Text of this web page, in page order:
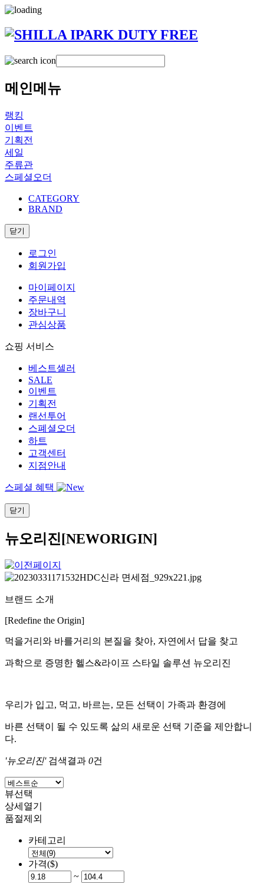
메인메뉴
랭킹
이벤트
기획전
세일
주류관
스페셜오더
CATEGORY
BRAND
닫기
로그인
회원가입
마이페이지
주문내역
장바구니
관심상품
쇼핑 서비스
베스트셀러
SALE
이벤트
기획전
랜선투어
스폐셜오더
하트
고객센터
지점안내
스페셜 혜택
닫기
뉴오리진[NEWORIGIN]
브랜드 소개
[Redefine the Origin]
먹을거리와 바를거리의 본질을 찾아, 자연에서 답을 찾고
과학으로 증명한 헬스&라이프 스타일 솔루션 뉴오리진
우리가 입고, 먹고, 바르는, 모든 선택이 가족과 환경에
바른 선택이 될 수 있도록 삶의 새로운 선택 기준을 제안합니
다.
'뉴오리진'검색결과 0건
뷰선택
상세열기
품절제외
카테고리
가격($)
~